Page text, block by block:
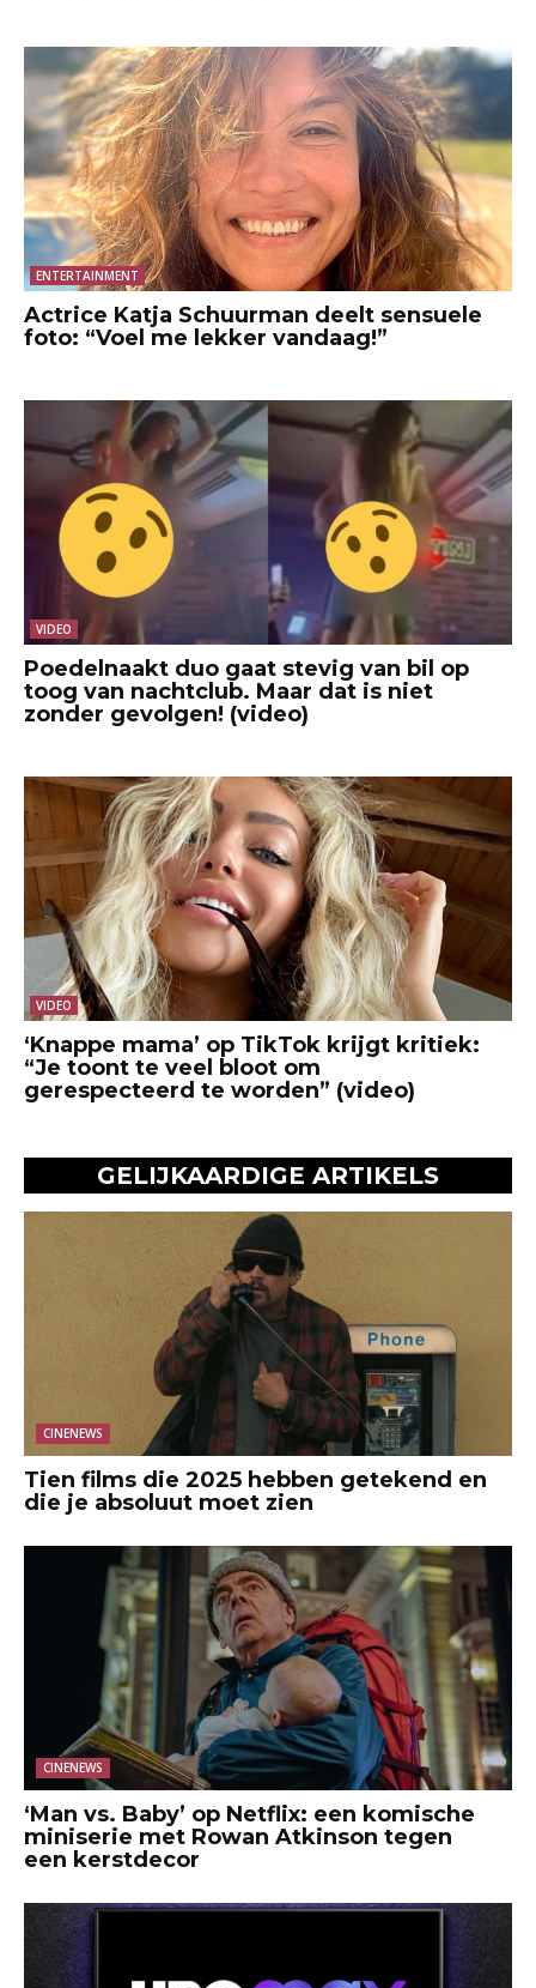
ENTERTAINMENT
Actrice Katja Schuurman deelt sensuele
foto: “Voel me lekker vandaag!”
VIDEO
Poedelnaakt duo gaat stevig van bil op
toog van nachtclub. Maar dat is niet
zonder gevolgen! (video)
VIDEO
‘Knappe mama’ op TikTok krijgt kritiek:
“Je toont te veel bloot om
gerespecteerd te worden” (video)
GELIJKAARDIGE ARTIKELS
CINENEWS
Tien films die 2025 hebben getekend en
die je absoluut moet zien
CINENEWS
‘Man vs. Baby’ op Netflix: een komische
miniserie met Rowan Atkinson tegen
een kerstdecor